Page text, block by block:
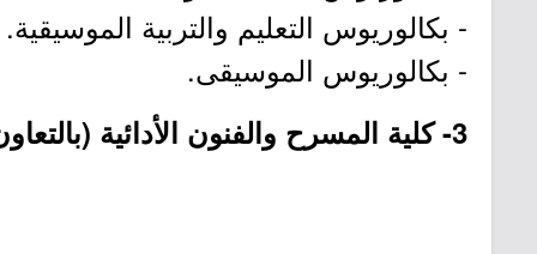
- بكالوريوس التعليم والتربية الموسيقية.
- بكالوريوس الموسيقى.
3- كلية المسرح والفنون الأدائية (بالتعاون مع كلية أمدا للفنون الأدائية):